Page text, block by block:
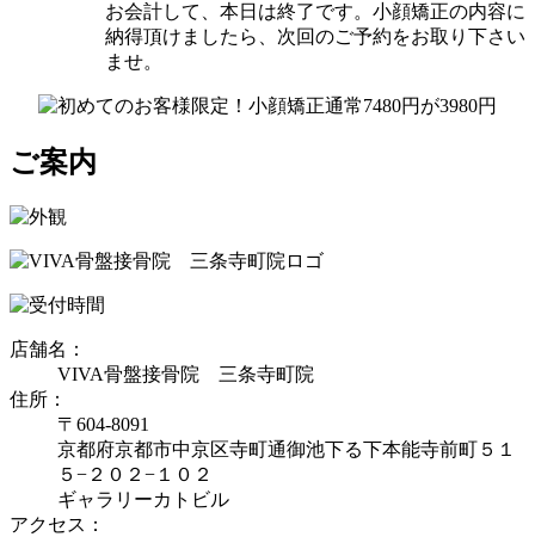
お会計して、本日は終了です。小顔矯正の内容に
納得頂けましたら、次回のご予約をお取り下さい
ませ。
ご案内
店舗名：
VIVA骨盤接骨院 三条寺町院
住所：
〒604-8091
京都府京都市中京区寺町通御池下る下本能寺前町５１
５−２０２−１０２
ギャラリーカトビル
アクセス：